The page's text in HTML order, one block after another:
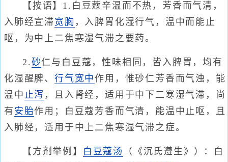
【按语】1.白豆蔻辛温而不热，芳香而气清，
入肺经宣滞宽胸 ，入脾胃化湿行气，温中而能止
呕，为中上二焦寒湿气滞之要药。
2.砂仁与白豆蔻，性味相同，皆入脾胃，均有
化湿醒脾、 行气宽中作用，惟砂仁芳香而气浊，能
温中 止泻 ，且入肾经，适用于中下二寒湿气滞，尚
有 安胎作用；白豆蔻芳香而气清，能温中止呕，且
入肺经，适用于中上二焦寒湿气滞之症。
【方剂举例】 白豆蔻汤
（《沉氏遵生》）：白